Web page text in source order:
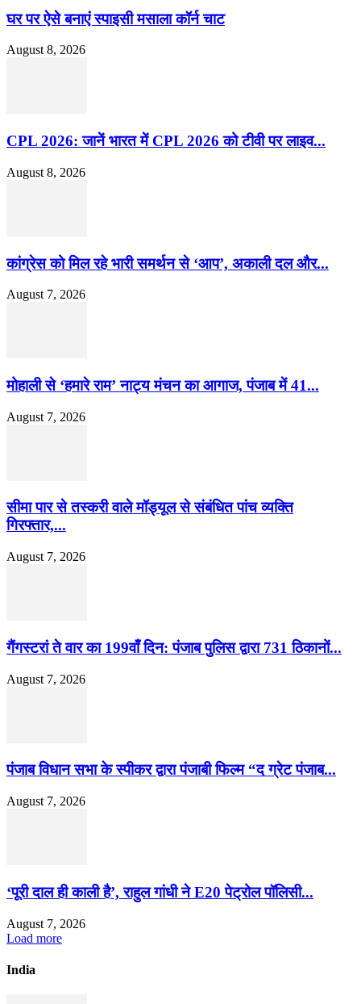
घर पर ऐसे बनाएं स्पाइसी मसाला कॉर्न चाट
August 8, 2026
CPL 2026: जानें भारत में CPL 2026 को टीवी पर लाइव...
August 8, 2026
कांग्रेस को मिल रहे भारी समर्थन से ‘आप’, अकाली दल और...
August 7, 2026
मोहाली से ‘हमारे राम’ नाट्य मंचन का आगाज, पंजाब में 41...
August 7, 2026
सीमा पार से तस्करी वाले मॉड्यूल से संबंधित पांच व्यक्ति
गिरफ्तार,...
August 7, 2026
गैंगस्टरां ते वार का 199वाँ दिन: पंजाब पुलिस द्वारा 731 ठिकानों...
August 7, 2026
पंजाब विधान सभा के स्पीकर द्वारा पंजाबी फिल्म “द ग्रेट पंजाब...
August 7, 2026
‘पूरी दाल ही काली है’, राहुल गांधी ने E20 पेट्रोल पॉलिसी...
August 7, 2026
Load more
India